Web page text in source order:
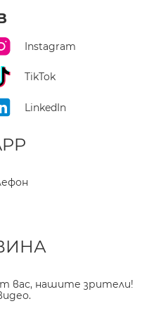
Instagram
TikTok
LinkedIn
вас, нашите зрители!